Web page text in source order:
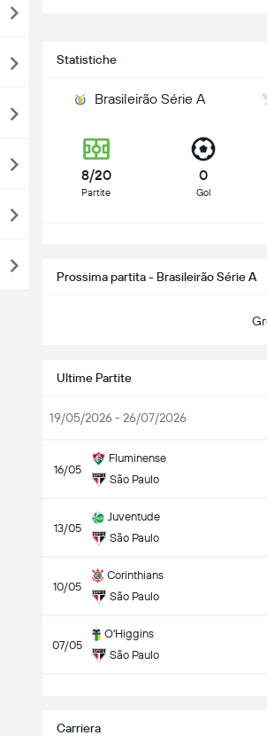
Statistiche
Brasileirão Série A
8/20
Partite
0
Gol
Prossima partita - Brasileirão Série A
Ultime Partite
19/05/2026 - 26/07/2026
16/05
Fluminense
São Paulo
13/05
Juventude
São Paulo
10/05
Corinthians
São Paulo
07/05
O'Higgins
São Paulo
Carriera